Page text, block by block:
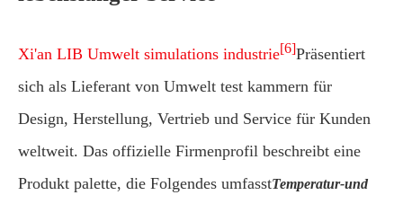
Xi'an LIB Umwelt simulations industrie[6]Präsentiert
sich als Lieferant von Umwelt test kammern für
Design, Herstellung, Vertrieb und Service für Kunden
weltweit. Das offizielle Firmenprofil beschreibt eine
Produkt palette, die Folgendes umfasstTemperatur-und